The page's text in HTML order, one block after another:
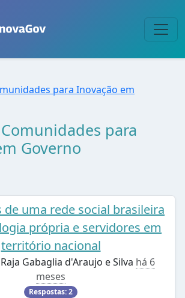
para Inovação em
para
Governo
de uma rede social brasileira
própria e servidores em
território nacional
Gabaglia d'Araujo e Silva há 6
meses
Respostas: 2